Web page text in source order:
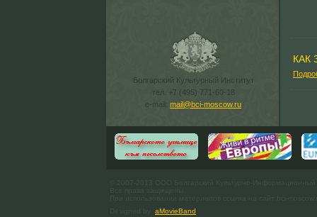
Болгарский Культурный Институт
тел. +7 (495) 771-60-18
e-mail: mail@bci-moscow.ru
КАК
aMovieBand